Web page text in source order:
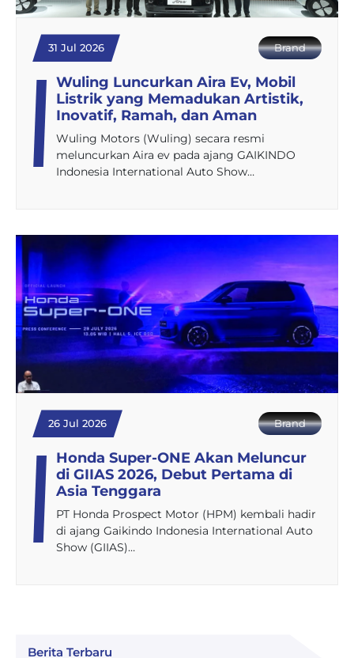
31 Jul 2026 Brand
Wuling Luncurkan Aira Ev, Mobil
Listrik yang Memadukan Artistik,
Inovatif, Ramah, dan Aman
Wuling Motors (Wuling) secara resmi
meluncurkan Aira ev pada ajang GAIKINDO
Indonesia International Auto Show…
26 Jul 2026 Brand
Honda Super-ONE Akan Meluncur
di GIIAS 2026, Debut Pertama di
Asia Tenggara
PT Honda Prospect Motor (HPM) kembali hadir
di ajang Gaikindo Indonesia International Auto
Show (GIIAS)…
Berita Terbaru